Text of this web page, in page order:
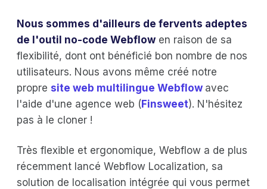
Nous sommes d'ailleurs de fervents adeptes
de l'outil no-code Webflow en raison de sa
flexibilité, dont ont bénéficié bon nombre de nos
utilisateurs. Nous avons même créé notre
propre site web multilingue Webflow avec
l'aide d'une agence web (Finsweet). N'hésitez
pas à le cloner !
Très flexible et ergonomique, Webflow a de plus
récemment lancé Webflow Localization, sa
solution de localisation intégrée qui vous permet